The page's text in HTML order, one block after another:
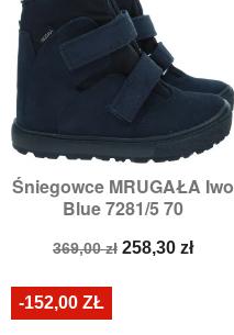
Śniegowce MRUGAŁA Iwo
Blue 7281/5 70
Cena
369,00 zł Cena
258,30 zł
-152,00 ZŁ